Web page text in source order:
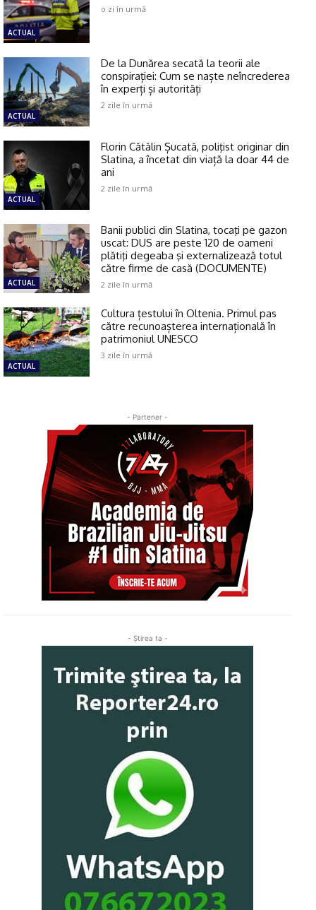
ACTUAL
o zi în urmă
ACTUAL
De la Dunărea secată la teorii ale
conspirației: Cum se naște neîncrederea
în experți și autorități
2 zile în urmă
ACTUAL
Florin Cătălin Șucată, poliţist originar din
Slatina, a încetat din viață la doar 44 de
ani
2 zile în urmă
ACTUAL
Banii publici din Slatina, tocaţi pe gazon
uscat: DUS are peste 120 de oameni
plătiţi degeaba şi externalizează totul
către firme de casă (DOCUMENTE)
2 zile în urmă
ACTUAL
Cultura țestului în Oltenia. Primul pas
către recunoașterea internațională în
patrimoniul UNESCO
3 zile în urmă
- Partener -
- Ştirea ta -